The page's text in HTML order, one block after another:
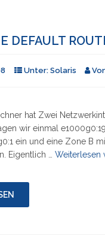
DEFAULT
Unter: Solaris
hat Zwei
wir einmal
ein und eine Zone B
Eigentlich … Weiterlesen